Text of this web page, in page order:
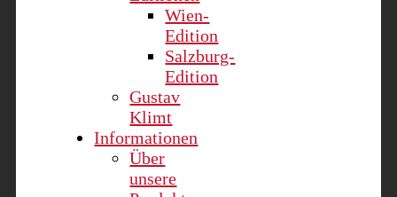
Wien-
Edition
Salzburg-
Edition
Gustav
Klimt
Informationen
Über
unsere